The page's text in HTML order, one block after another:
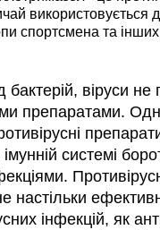
використовується
спортсмена та
бактерій, віруси не
препаратами.
системі
настільки
інфекцій, як